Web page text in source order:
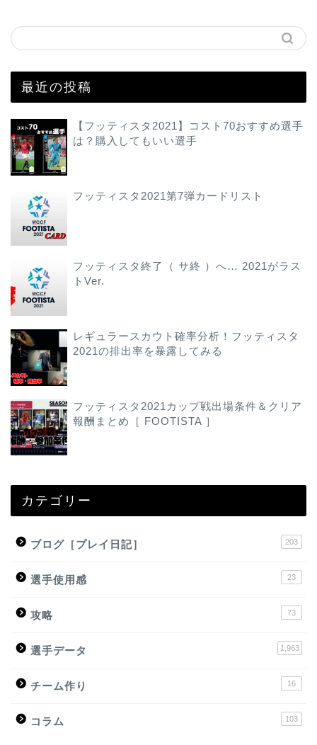
最近の投稿
【フッティスタ2021】コスト70おすすめ選手
は？購入してもいい選手
フッティスタ2021第7弾カードリスト
フッティスタ終了（ サ終 ）へ… 2021がラス
トVer.
レギュラースカウト確率分析！フッティスタ
2021の排出率を暴露してみる
フッティスタ2021カップ戦出場条件＆クリア
報酬まとめ［ FOOTISTA ］
カテゴリー
ブログ［プレイ日記］ 203
選手使用感 23
攻略 73
選手データ 1,963
チーム作り 16
コラム 103